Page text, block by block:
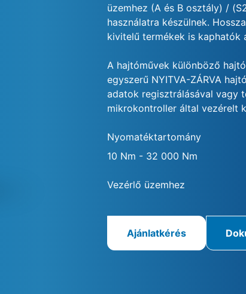
üzemhez (A és B osztály) /
használatra készülnek.
kivitelű termékek is kaphatók
A hajtóművek különböző
egyszerű NYITVA-ZÁRVA
adatok regisztrálásával vagy
mikrokontroller által vezérelt
Nyomatéktartomány
10 Nm - 32 000 Nm
Vezérlő üzemhez
Ajánlatkérés